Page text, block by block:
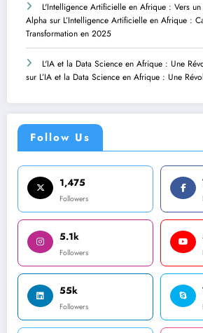
L'Intelligence Artificielle en Afrique : Vers un
Alpha sur L’Intelligence Artificielle en Afrique :
Transformation en 2025
L'IA et la Data Science en Afrique : Une
sur L’IA et la Data Science en Afrique : Une
Follow Us
1,475
Followers
5.1k
Followers
55k
Followers